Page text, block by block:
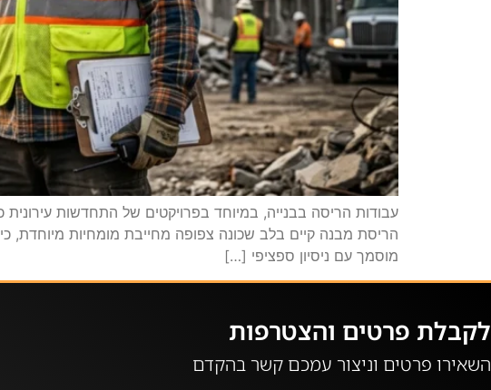
הריסת מבנה קיים בלב שכונה צפופה מחייבת מומחיות מיוחדת,
מוסמך עם ניסיון ספציפי […]
לקבלת פרטים והצטרפות
השאירו פרטים וניצור עמכם קשר בהקדם